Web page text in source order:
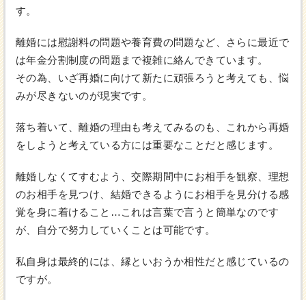
す。
離婚には慰謝料の問題や養育費の問題など、さらに最近で
は年金分割制度の問題まで複雑に絡んできています。
その為、いざ再婚に向けて新たに頑張ろうと考えても、悩
みが尽きないのが現実です。
落ち着いて、離婚の理由も考えてみるのも、これから再婚
をしようと考えている方には重要なことだと感じます。
離婚しなくてすむよう、交際期間中にお相手を観察、理想
のお相手を見つけ、結婚できるようにお相手を見分ける感
覚を身に着けること…これは言葉で言うと簡単なのです
が、自分で努力していくことは可能です。
私自身は最終的には、縁といおうか相性だと感じているの
ですが。